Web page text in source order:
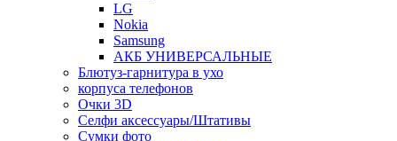
LG
Nokia
Samsung
АКБ УНИВЕРСАЛЬНЫЕ
Блютуз-гарнитура в ухо
корпуса телефонов
Очки 3D
Селфи аксессуары/Штативы
Сумки фото